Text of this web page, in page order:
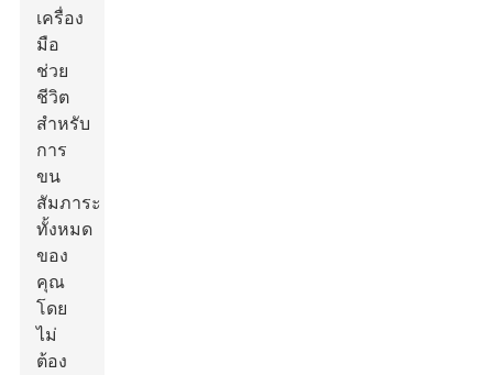
เครื่อง
มือ
ช่วย
ชีวิต
สำหรับ
การ
ขน
สัมภาระ
ทั้งหมด
ของ
คุณ
โดย
ไม่
ต้อง